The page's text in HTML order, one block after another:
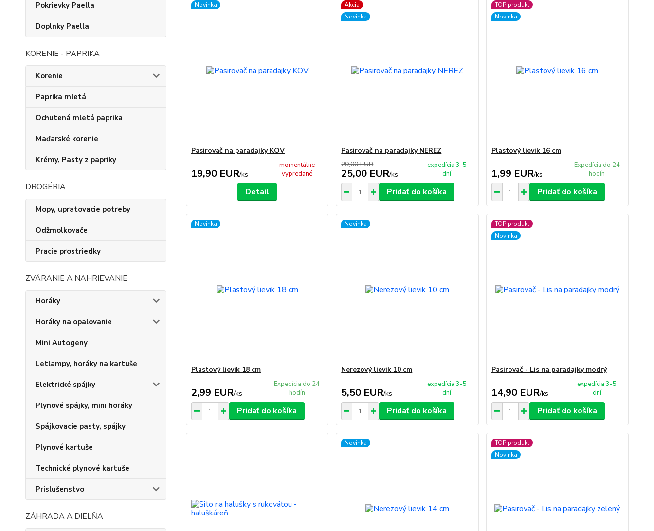
Pokrievky Paella
Doplnky Paella
KORENIE - PAPRIKA
Korenie
Paprika mletá
Ochutená mletá paprika
Maďarské korenie
Krémy, Pasty z papriky
DROGÉRIA
Mopy, upratovacie potreby
Odžmolkovače
Pracie prostriedky
ZVÁRANIE A NAHRIEVANIE
Horáky
Horáky na opalovanie
Mini Autogeny
Letlampy, horáky na kartuše
Elektrické spájky
Plynové spájky, mini horáky
Spájkovacie pasty, spájky
Plynové kartuše
Technické plynové kartuše
Príslušenstvo
ZÁHRADA A DIELŇA
Novinka
Pasirovač na paradajky KOV
19,90 EUR/ks
momentálne
vypredané
Detail
Akcia
Novinka
Pasirovač na paradajky NEREZ
29,00 EUR
25,00 EUR/ks
expedícia 3-5
dní
Pridať do košíka
TOP produkt
Novinka
Plastový lievik 16 cm
1,99 EUR/ks
Expedícia do 24
hodín
Pridať do košíka
Novinka
Plastový lievik 18 cm
2,99 EUR/ks
Expedícia do 24
hodín
Pridať do košíka
Novinka
Nerezový lievik 10 cm
5,50 EUR/ks
expedícia 3-5
dní
Pridať do košíka
TOP produkt
Novinka
Pasirovač - Lis na paradajky modrý
14,90 EUR/ks
expedícia 3-5
dní
Pridať do košíka
Novinka
TOP produkt
Novinka